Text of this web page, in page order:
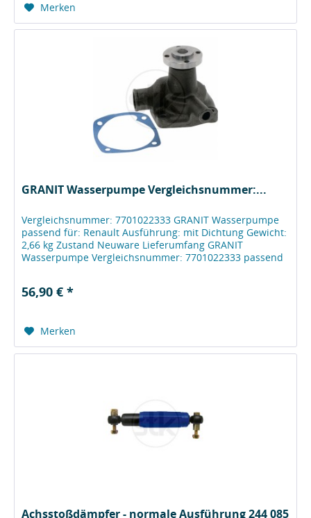
Merken
GRANIT Wasserpumpe Vergleichsnummer:...
Vergleichsnummer: 7701022333 GRANIT Wasserpumpe
passend für: Renault Ausführung: mit Dichtung Gewicht:
2,66 kg Zustand Neuware Lieferumfang GRANIT
Wasserpumpe Vergleichsnummer: 7701022333 passend
56,90 € *
Merken
Achsstoßdämpfer - normale Ausführung 244 085